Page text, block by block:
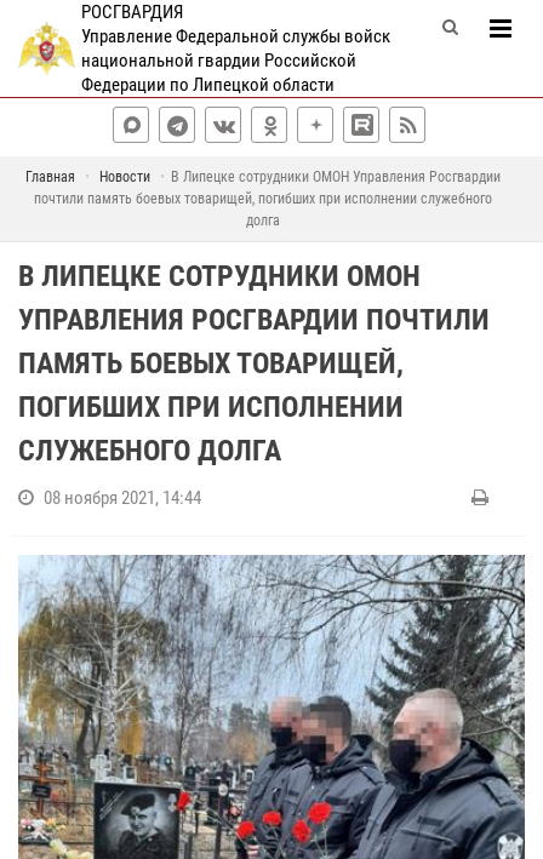
РОСГВАРДИЯ
Управление Федеральной службы войск
национальной гвардии Российской
Федерации по Липецкой области
Главная Новости
В Липецке сотрудники ОМОН Управления Росгвардии
почтили память боевых товарищей, погибших при исполнении служебного
долга
В ЛИПЕЦКЕ СОТРУДНИКИ ОМОН
УПРАВЛЕНИЯ РОСГВАРДИИ ПОЧТИЛИ
ПАМЯТЬ БОЕВЫХ ТОВАРИЩЕЙ,
ПОГИБШИХ ПРИ ИСПОЛНЕНИИ
СЛУЖЕБНОГО ДОЛГА
08 ноября 2021, 14:44